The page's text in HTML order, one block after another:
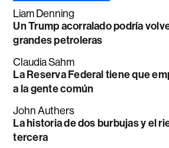
Liam Denning
Un Trump acorralado podría
grandes petroleras
Claudia Sahm
La Reserva Federal tiene que
a la gente común
John Authers
La historia de dos burbujas y el
tercera